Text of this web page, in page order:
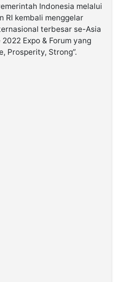
Indonesia melalui
RI kembali menggelar
terbesar se-Asia
Expo & Forum yang
Prosperity, Strong”.